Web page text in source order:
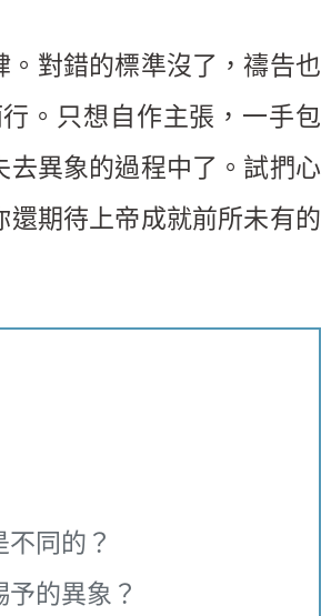
對錯的標準沒了，禱告也
。只想自作主張，一手包
異象的過程中了。試捫心
期待上帝成就前所未有的
同的？
的異象？